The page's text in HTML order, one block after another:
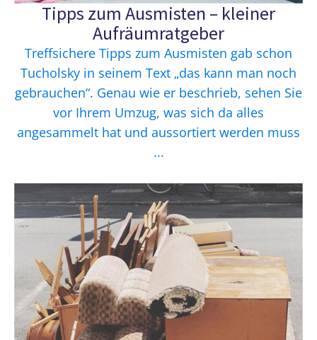
Tipps zum Ausmisten – kleiner
Aufräumratgeber
Treffsichere Tipps zum Ausmisten gab schon
Tucholsky in seinem Text „das kann man noch
gebrauchen“. Genau wie er beschrieb, sehen Sie
vor Ihrem Umzug, was sich da alles
angesammelt hat und aussortiert werden muss
...